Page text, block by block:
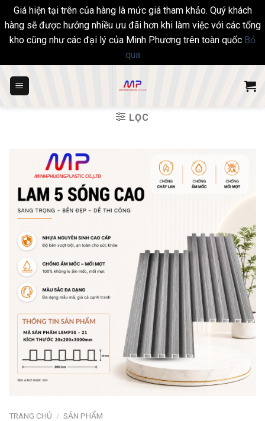
Giá hiện tại trên của hàng là mức giá tham khảo. Quý khách
hàng sẽ được hưởng nhiều ưu đãi hơn khi làm việc với các tổng
kho cũng như các đại lý của Minh Phương trên toàn quốc Bỏ
qua
LỌC
TRANG CHỦ / SẢN PHẨM